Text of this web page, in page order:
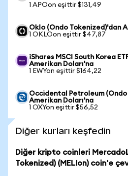
1 APOon eşittir $131,49
Oklo (Ondo Tokenized)'dan
1 OKLOon eşittir $47,87
iShares MSCI South Korea
Amerikan Doları'na
1 EWYon eşittir $164,22
Occidental Petroleum
Amerikan Doları'na
1 OXYon eşittir $56,52
Diğer kurları keşfedin
Diğer kripto coinleri
Tokenized) (MELIon) coin'e